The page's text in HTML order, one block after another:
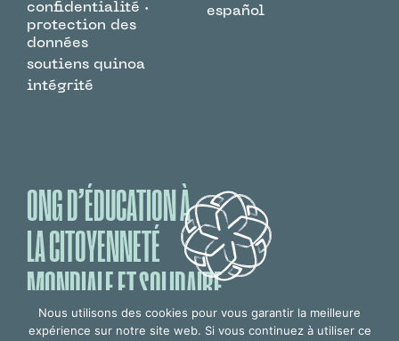
ONG D’ÉDUCATION À
LA CITOYENNETÉ
MONDIALE ET SOLIDAIRE
confidentialité ·
protection des
données
soutiens quinoa
intégrité
español
Nous utilisons des cookies pour vous garantir la meilleure
expérience sur notre site web. Si vous continuez à utiliser ce